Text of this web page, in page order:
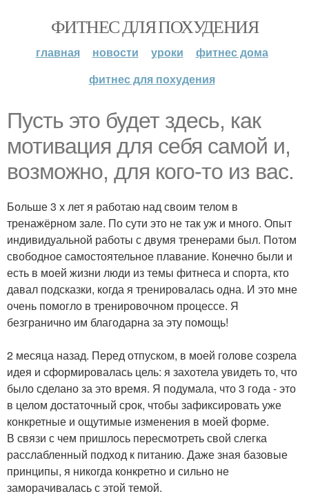
ФИТНЕС ДЛЯ ПОХУДЕНИЯ
главная новости уроки
фитнес дома
фитнес для похудения
Пусть это будет здесь, как
мотивация для себя самой и,
возможно, для кого-то из вас.
Больше 3 х лет я работаю над своим телом в
тренажёрном зале. По сути это не так уж и много. Опыт
индивидуальной работы с двумя тренерами был. Потом
свободное самостоятельное плавание. Конечно были и
есть в моей жизни люди из темы фитнеса и спорта, кто
давал подсказки, когда я тренировалась одна. И это мне
очень помогло в тренировочном процессе. Я
безгранично им благодарна за эту помощь!
2 месяца назад. Перед отпуском, в моей голове созрела
идея и сформировалась цель: я захотела увидеть то, что
было сделано за это время. Я подумала, что 3 года - это
в целом достаточный срок, чтобы зафиксировать уже
конкретные и ощутимые изменения в моей форме.
В связи с чем пришлось пересмотреть свой слегка
расслабленный подход к питанию. Даже зная базовые
принципы, я никогда конкретно и сильно не
заморачивалась с этой темой.